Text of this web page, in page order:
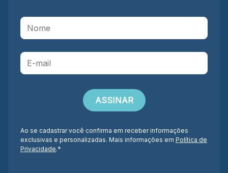
Ao se cadastrar você confirma em receber informações
exclusivas e personalizadas. Mais informações em Política de
Privacidade.*